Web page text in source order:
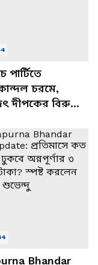
চরমে,
দীপকের বিরুদ্ধে
Bhandar